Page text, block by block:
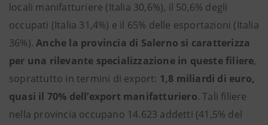
locali manifatturiere (Italia 30,6%), il 50,6% degli
occupati (Italia 31,4%) e il 65% delle esportazioni (Italia
36%).Anche la provincia di Salerno si caratterizza
per una rilevante specializzazione in queste filiere,
soprattutto in termini di export: 1,8 miliardi di euro,
quasi il 70% dell’export manifatturiero. Tali filiere
nella provincia occupano 14.623 addetti (41,5% del